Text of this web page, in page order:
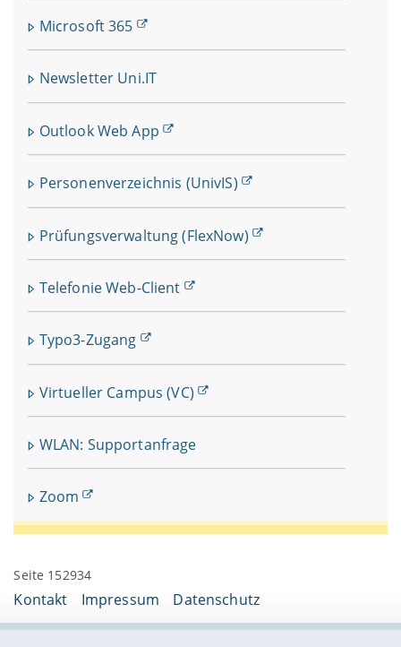
Microsoft 365
Newsletter Uni.IT
Outlook Web App
Personenverzeichnis (UnivIS)
Prüfungsverwaltung (FlexNow)
Telefonie Web-Client
Typo3-Zugang
Virtueller Campus (VC)
WLAN: Supportanfrage
Zoom
Seite 152934
Kontakt Impressum Datenschutz